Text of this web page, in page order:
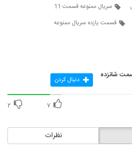
سریال ممنوعه قسمت 11
قسمت یازده سریال ممنوعه
شانزده دنبال کردن
۷ ۲
نظرات